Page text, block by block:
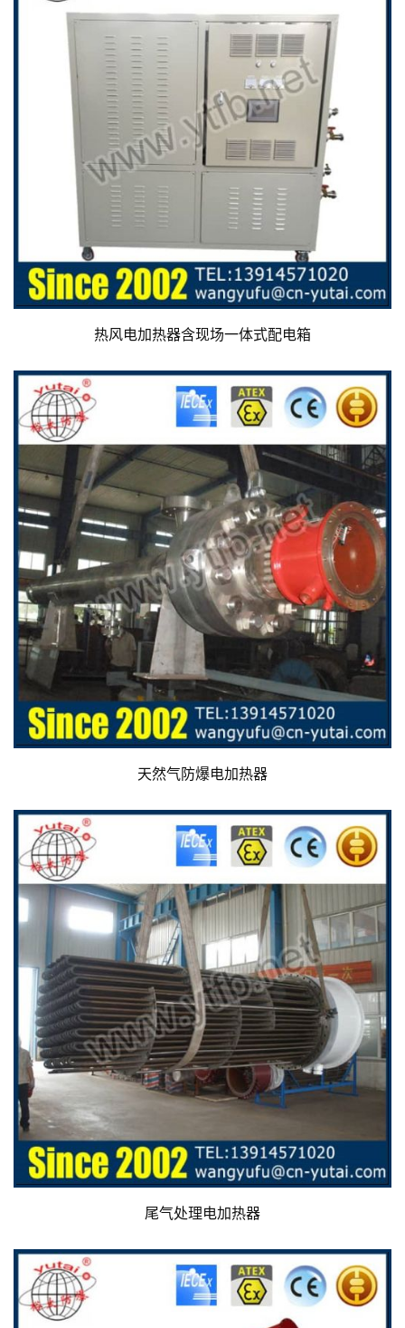
热风电加热器含现场一体式配电箱
天然气防爆电加热器
尾气处理电加热器